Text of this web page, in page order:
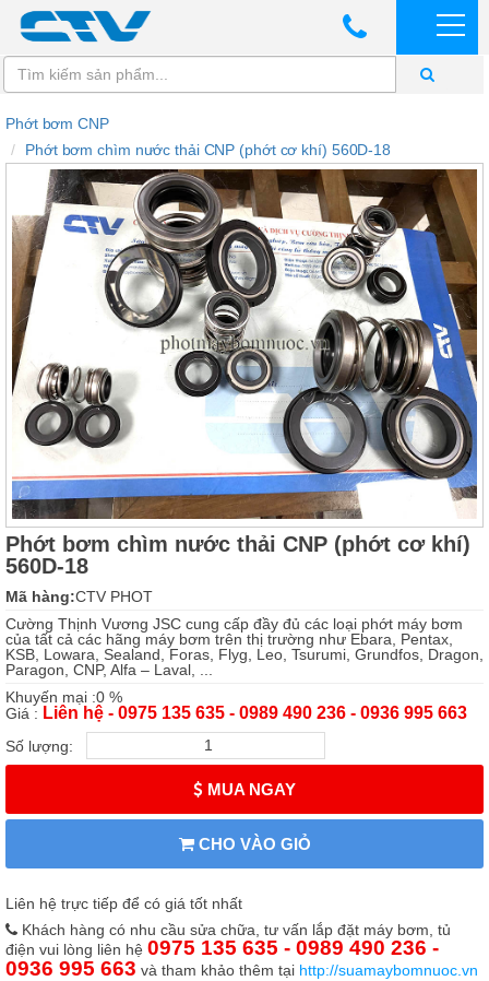
Phớt bơm CNP
Phớt bơm chìm nước thải CNP (phớt cơ khí) 560D-18
Phớt bơm chìm nước thải CNP (phớt cơ khí)
560D-18
Mã hàng:CTV PHOT
Cường Thịnh Vương JSC cung cấp đầy đủ các loại phớt máy bơm
của tất cả các hãng máy bơm trên thị trường như Ebara, Pentax,
KSB, Lowara, Sealand, Foras, Flyg, Leo, Tsurumi, Grundfos, Dragon,
Paragon, CNP, Alfa – Laval, ...
Khuyến mại :0 %
Giá : Liên hệ - 0975 135 635 - 0989 490 236 - 0936 995 663
Số lượng:
MUA NGAY
CHO VÀO GIỎ
Liên hệ trực tiếp để có giá tốt nhất
Khách hàng có nhu cầu sửa chữa, tư vấn lắp đặt máy bơm, tủ
điện vui lòng liên hệ 0975 135 635 - 0989 490 236 -
0936 995 663 và tham khảo thêm tại http://suamaybomnuoc.vn